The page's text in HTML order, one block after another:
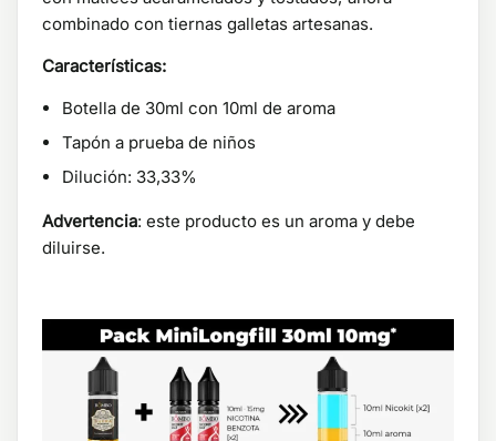
combinado con tiernas galletas artesanas.
Características:
Botella de 30ml con 10ml de aroma
Tapón a prueba de niños
Dilución: 33,33%
Advertencia: este producto es un aroma y debe
diluirse.